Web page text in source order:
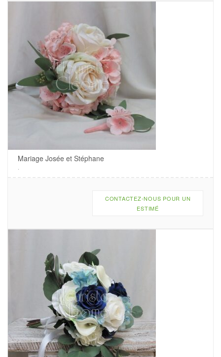
Mariage Josée et Stéphane
CONTACTEZ-NOUS POUR UN
ESTIMÉ